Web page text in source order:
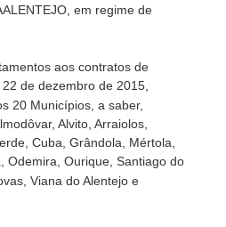
em regime de
aos contratos de
de dezembro de 2015,
20 Municípios, a saber,
Alvito, Arraiolos,
Cuba, Grândola, Mértola,
Odemira, Ourique, Santiago do
Viana do Alentejo e